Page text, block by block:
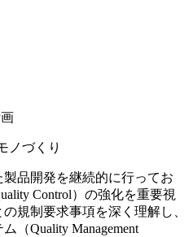
ノづくり
品開発を継続的に行ってお
Control）の強化を重要視
規制要求事項を深く理解し、
（Quality Management